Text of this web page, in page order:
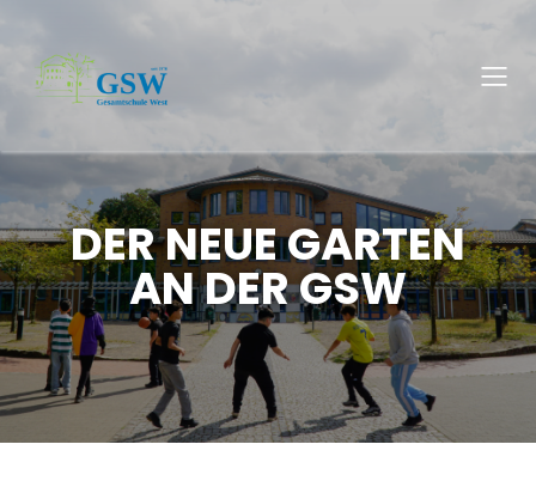
DER NEUE GARTEN
AN DER GSW